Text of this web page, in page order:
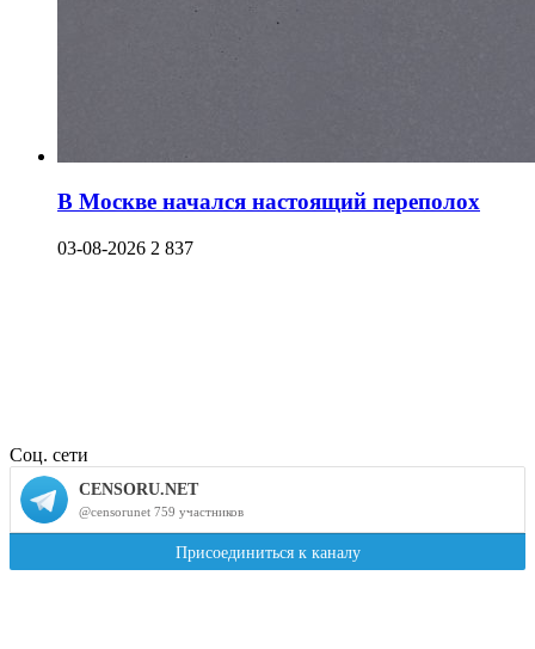
В Москве начался настоящий переполох
03-08-2026 2 837
Соц. сети